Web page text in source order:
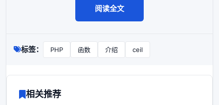
阅读全文
标签： PHP 函数 介绍 ceil
相关推荐